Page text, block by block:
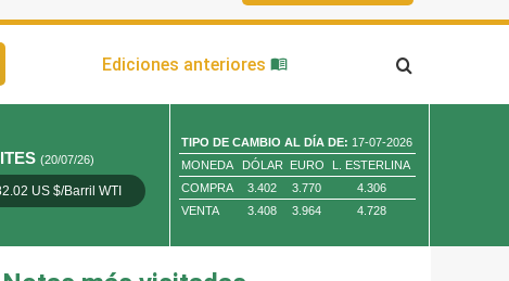
Ediciones anteriores
(20/07/26)
US $/Barril WTI Oro 4,010.80 US $/ Oz. Tr.
TIPO DE CAMBIO AL DÍA DE: 17-07-2026
MONEDA
DÓLAR EURO
L. ESTERLINA
COMPRA
3.402 3.770
4.306
VENTA
3.408 3.964 4.728